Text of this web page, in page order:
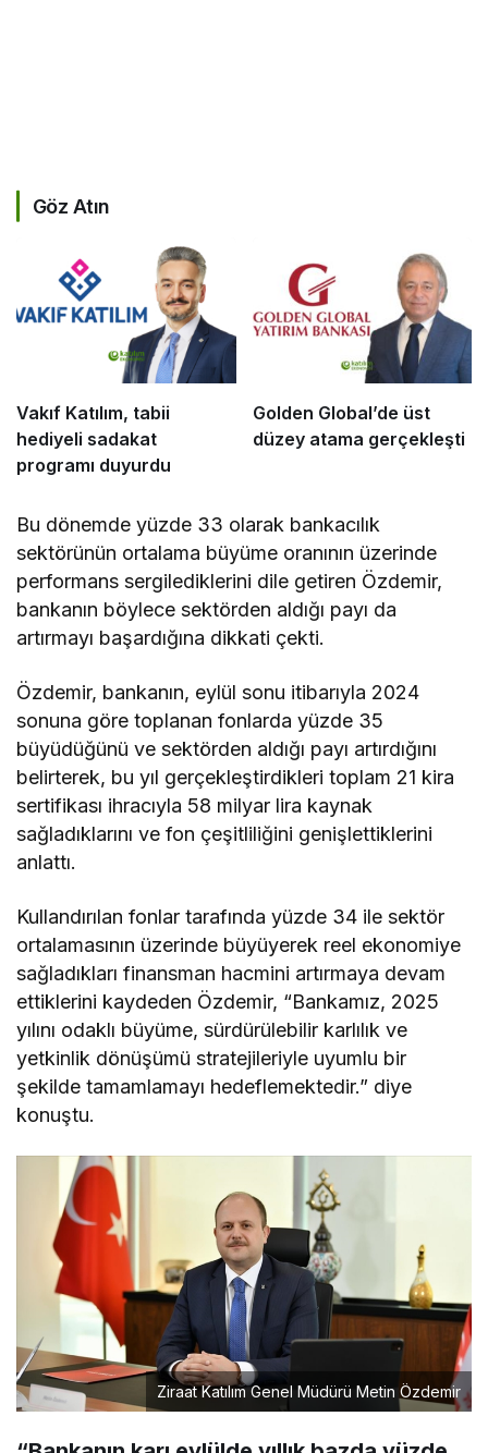
Göz Atın
Vakıf Katılım, tabii
hediyeli sadakat
programı duyurdu
Golden Global’de üst
düzey atama gerçekleşti
Bu dönemde yüzde 33 olarak bankacılık
sektörünün ortalama büyüme oranının üzerinde
performans sergilediklerini dile getiren Özdemir,
bankanın böylece sektörden aldığı payı da
artırmayı başardığına dikkati çekti.
Özdemir, bankanın, eylül sonu itibarıyla 2024
sonuna göre toplanan fonlarda yüzde 35
büyüdüğünü ve sektörden aldığı payı artırdığını
belirterek, bu yıl gerçekleştirdikleri toplam 21 kira
sertifikası ihracıyla 58 milyar lira kaynak
sağladıklarını ve fon çeşitliliğini genişlettiklerini
anlattı.
Kullandırılan fonlar tarafında yüzde 34 ile sektör
ortalamasının üzerinde büyüyerek reel ekonomiye
sağladıkları finansman hacmini artırmaya devam
ettiklerini kaydeden Özdemir, “Bankamız, 2025
yılını odaklı büyüme, sürdürülebilir karlılık ve
yetkinlik dönüşümü stratejileriyle uyumlu bir
şekilde tamamlamayı hedeflemektedir.” diye
konuştu.
Ziraat Katılım Genel Müdürü Metin Özdemir